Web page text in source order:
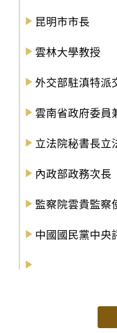
昆明市市長
雲林大學教授
外交部駐滇特派
雲南省政府委員
立法院秘書長立
內政部政務次長
監察院雲貴監察
中國國民黨中央